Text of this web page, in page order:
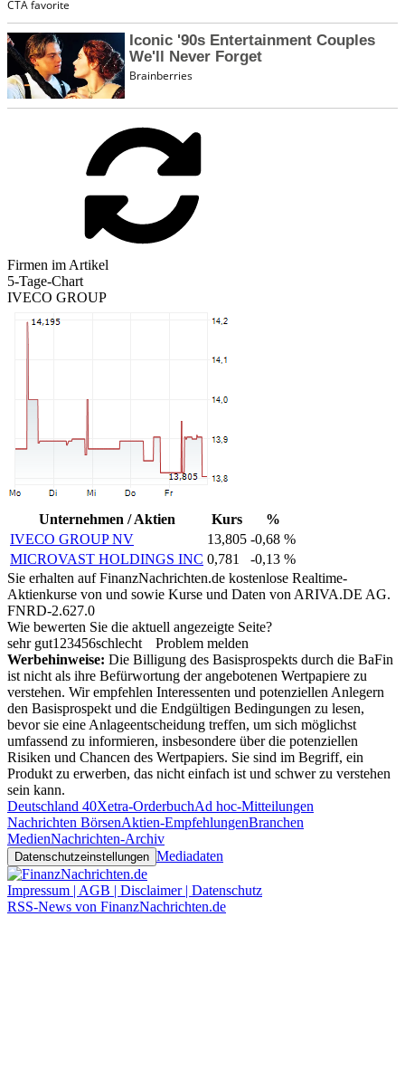
Firmen im Artikel
5-Tage-Chart
IVECO GROUP
Unternehmen / Aktien Kurs
%
IVECO GROUP NV
13,805 -0,68 %
MICROVAST HOLDINGS INC 0,781
-0,13 %
Sie erhalten auf FinanzNachrichten.de kostenlose Realtime-
Aktienkurse von und sowie Kurse und Daten von ARIVA.DE AG.
FNRD-2.627.0
Wie bewerten Sie die aktuell angezeigte Seite?
sehr gut1 23456schlecht
Problem melden
Werbehinweise: Die Billigung des Basisprospekts durch die BaFin
ist nicht als ihre Befürwortung der angebotenen Wertpapiere zu
verstehen. Wir empfehlen Interessenten und potenziellen Anlegern
den Basisprospekt und die Endgültigen Bedingungen zu lesen,
bevor sie eine Anlageentscheidung treffen, um sich möglichst
umfassend zu informieren, insbesondere über die potenziellen
Risiken und Chancen des Wertpapiers. Sie sind im Begriff, ein
Produkt zu erwerben, das nicht einfach ist und schwer zu verstehen
sein kann.
Deutschland 40Xetra-OrderbuchAd hoc-Mitteilungen
Nachrichten BörsenAktien-EmpfehlungenBranchen
MedienNachrichten-Archiv
Datenschutzeinstellungen Mediadaten
Impressum | AGB | Disclaimer | Datenschutz
RSS-News von FinanzNachrichten.de